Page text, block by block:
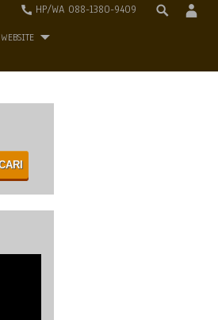
HP/WA 088-1380-9409
WEBSITE